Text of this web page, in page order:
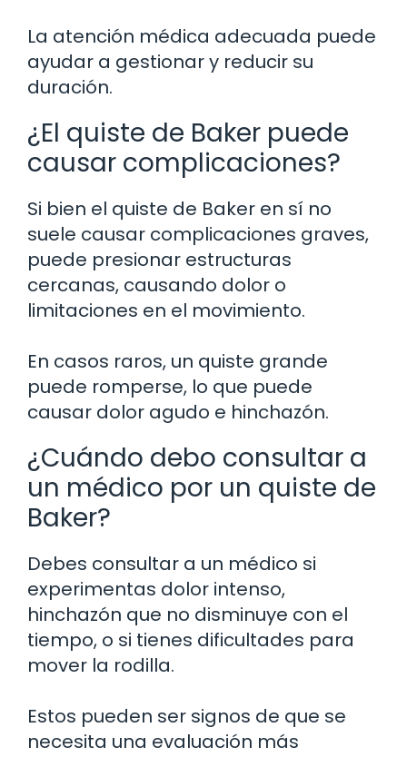
La atención médica adecuada puede
ayudar a gestionar y reducir su
duración.
¿El quiste de Baker puede
causar complicaciones?
Si bien el quiste de Baker en sí no
suele causar complicaciones graves,
puede presionar estructuras
cercanas, causando dolor o
limitaciones en el movimiento.
En casos raros, un quiste grande
puede romperse, lo que puede
causar dolor agudo e hinchazón.
¿Cuándo debo consultar a
un médico por un quiste de
Baker?
Debes consultar a un médico si
experimentas dolor intenso,
hinchazón que no disminuye con el
tiempo, o si tienes dificultades para
mover la rodilla.
Estos pueden ser signos de que se
necesita una evaluación más